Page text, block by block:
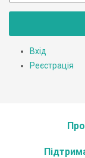
Вхід
Реєстрація